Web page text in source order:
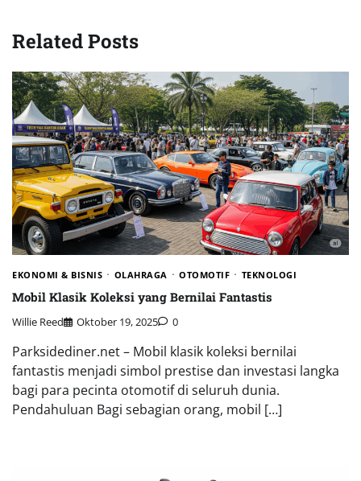
Related Posts
EKONOMI & BISNIS OLAHRAGA OTOMOTIF TEKNOLOGI
Mobil Klasik Koleksi yang Bernilai Fantastis
Willie Reed Oktober 19, 2025 0
Parksidediner.net – Mobil klasik koleksi bernilai
fantastis menjadi simbol prestise dan investasi langka
bagi para pecinta otomotif di seluruh dunia.
Pendahuluan Bagi sebagian orang, mobil […]